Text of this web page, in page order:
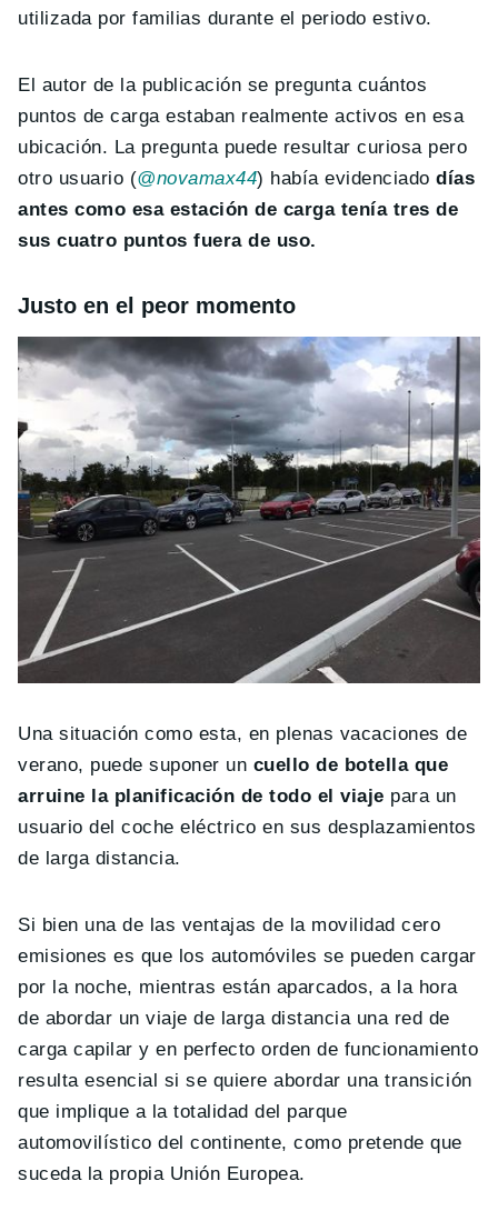
utilizada por familias durante el periodo estivo.
El autor de la publicación se pregunta cuántos
puntos de carga estaban realmente activos en esa
ubicación. La pregunta puede resultar curiosa pero
otro usuario (@novamax44) había evidenciadodías
antes como esa estación de carga tenía tres de
sus cuatro puntos fuera de uso.
Justo en el peor momento
Una situación como esta, en plenas vacaciones de
verano, puede suponer un cuello de botella que
arruine la planificación de todo el viaje para un
usuario del coche eléctrico en sus desplazamientos
de larga distancia.
Si bien una de las ventajas de la movilidad cero
emisiones es que los automóviles se pueden cargar
por la noche, mientras están aparcados, a la hora
de abordar un viaje de larga distancia una red de
carga capilar y en perfecto orden de funcionamiento
resulta esencial si se quiere abordar una transición
que implique a la totalidad del parque
automovilístico del continente, como pretende que
suceda la propia Unión Europea.